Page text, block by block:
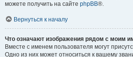
можете получить на сайте phpBB®.
Вернуться к началу
Что означают изображения рядом с моим
Вместе с именем пользователя могут
Одно из них может относиться к вашему